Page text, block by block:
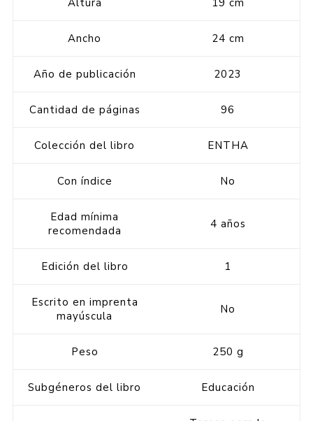
Altura 19 cm
Ancho 24 cm
Año de publicación 2023
Cantidad de páginas 96
Colección del libro ENTHA
Con índice No
Edad mínima
recomendada
4 años
Edición del libro 1
Escrito en imprenta
mayúscula
No
Peso 250 g
Subgéneros del libro Educación